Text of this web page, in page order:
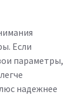
Если
параметры,
надежнее